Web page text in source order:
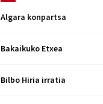
Algara konpartsa
Bakaikuko Etxea
Bilbo Hiria irratia